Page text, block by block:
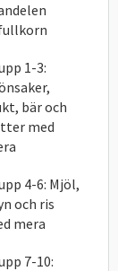
1-3:
bär och
med
4-6: Mjöl,
och ris
mera
7-10: